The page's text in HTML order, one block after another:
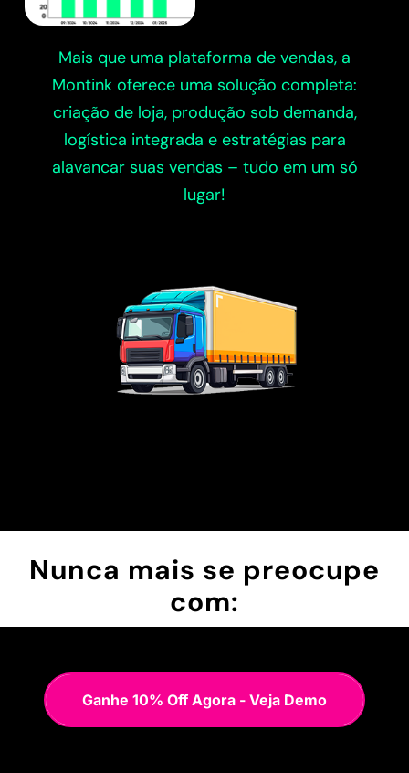
Mais que uma plataforma de vendas, a
Montink oferece uma solução completa:
criação de loja, produção sob demanda,
logística integrada e estratégias para
alavancar suas vendas – tudo em um só
lugar!
Nunca mais se preocupe
com:
Ganhe 10% Off Agora - Veja Demo